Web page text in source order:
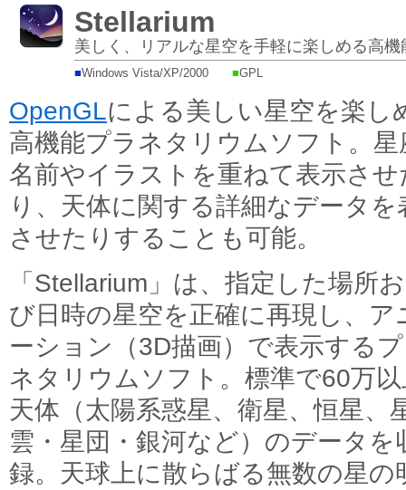
Stellarium
美しく、リアルな星空を手軽に楽しめる高
■Windows Vista/XP/2000 ■GPL
OpenGLによる美しい星空を楽し
高機能プラネタリウムソフト。星
名前やイラストを重ねて表示させ
り、天体に関する詳細なデータを
させたりすることも可能。
「Stellarium」は、指定した場所
び日時の星空を正確に再現し、ア
ーション（3D描画）で表示する
ネタリウムソフト。標準で60万
天体（太陽系惑星、衛星、恒星、
雲・星団・銀河など）のデータを
録。天球上に散らばる無数の星の